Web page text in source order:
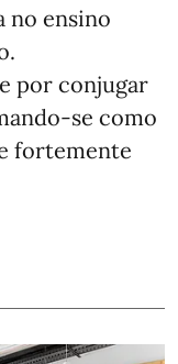
no ensino
por conjugar
se como
fortemente